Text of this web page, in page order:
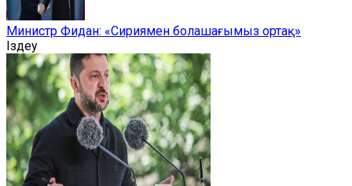
Министр Фидан: «Сириямен болашағымыз ортақ»
Іздеу